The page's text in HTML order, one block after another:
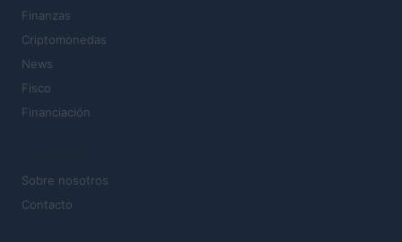
Finanzas
Criptomonedas
News
Fisco
Financiación
Sobre nosotros
Contacto